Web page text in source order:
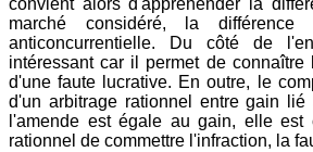
convient alors d'appréhender la
marché considéré, la
anticoncurrentielle. Du côté de
intéressant car il permet de
d'une faute lucrative. En outre, le
d'un arbitrage rationnel entre gain
l'amende est égale au gain, elle est
rationnel de commettre l'infraction, la